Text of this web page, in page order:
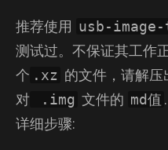
推荐使用 usb-
测试过。不保证其工作
个 .xz 的文件，请解压
对
.img 文件的 md值
详细步骤: